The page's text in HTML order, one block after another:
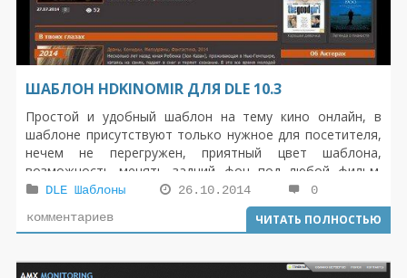
ШАБЛОН HDKINOMIR ДЛЯ DLE 10.3
Простой и удобный шаблон на тему кино онлайн, в
шаблоне присутствуют только нужное для посетителя,
нечем не перегружен, приятный цвет шаблона,
возможность менять задний фон под любой фильм.
ШаблонHDKinoMir для DLE 10.3
обладает двух
колоночной структурой. Была произведена проверка в
известнейших браузерах последнего поколения и
DLE Шаблоны 26.10.2014
0
комментариев
ЧИТАТЬ ПОЛНОСТЬЮ